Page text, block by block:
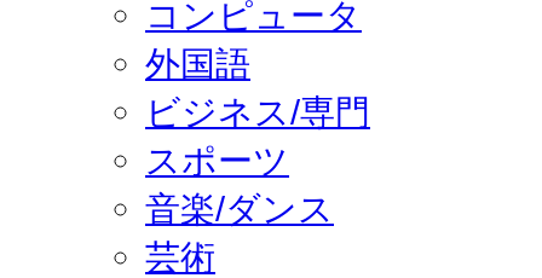
コンピュータ
外国語
ビジネス/専門
スポーツ
音楽/ダンス
芸術